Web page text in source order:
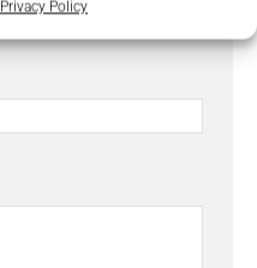
Privacy Policy